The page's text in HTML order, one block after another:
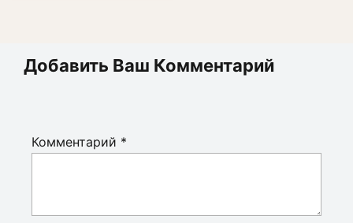
Добавить Ваш Комментарий
Комментарий *